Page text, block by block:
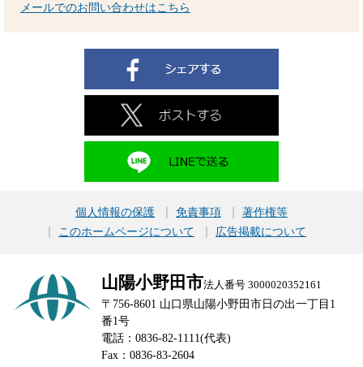
メールでのお問い合わせはこちら
個人情報の保護 免責事項
著作権等
このホームページについて
広告掲載について
山陽小野田市法人番号 3000020352161
〒756-8601 山口県山陽小野田市日の出一丁目1
番1号
電話：0836-82-1111(代表)
Fax：0836-83-2604